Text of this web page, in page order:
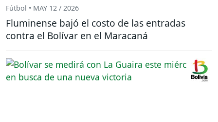
Fútbol • MAY 12 / 2026
Fluminense bajó el costo de las entradas
contra el Bolívar en el Maracaná